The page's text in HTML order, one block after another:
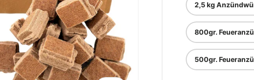
2,5 kg
800gr.
500gr.